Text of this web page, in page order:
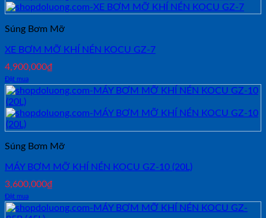
Súng Bơm Mỡ
XE BƠM MỠ KHÍ NÉN KOCU GZ-7
4,900,000₫
Đặt mua
Súng Bơm Mỡ
MÁY BƠM MỠ KHÍ NÉN KOCU GZ-10 (20L)
3,600,000₫
Đặt mua